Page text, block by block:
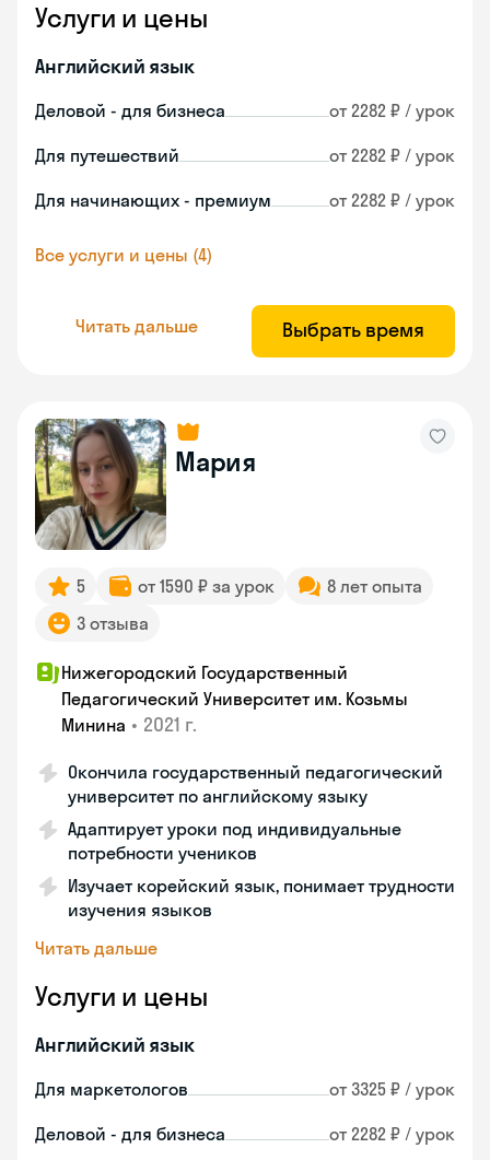
Услуги и цены
Английский язык
Деловой - для бизнеса от 2282 ₽ / урок
Для путешествий от 2282 ₽ / урок
Для начинающих - премиум от 2282 ₽ / урок
Все услуги и цены (4)
Читать дальше Выбрать время
Мария
5 от 1590 ₽ за урок
8 лет опыта
3 отзыва
Нижегородский Государственный
Педагогический Университет им. Козьмы
Минина • 2021 г.
Окончила государственный педагогический
университет по английскому языку
Адаптирует уроки под индивидуальные
потребности учеников
Изучает корейский язык, понимает трудности
изучения языков
Читать дальше
Услуги и цены
Английский язык
Для маркетологов от 3325 ₽ / урок
Деловой - для бизнеса от 2282 ₽ / урок